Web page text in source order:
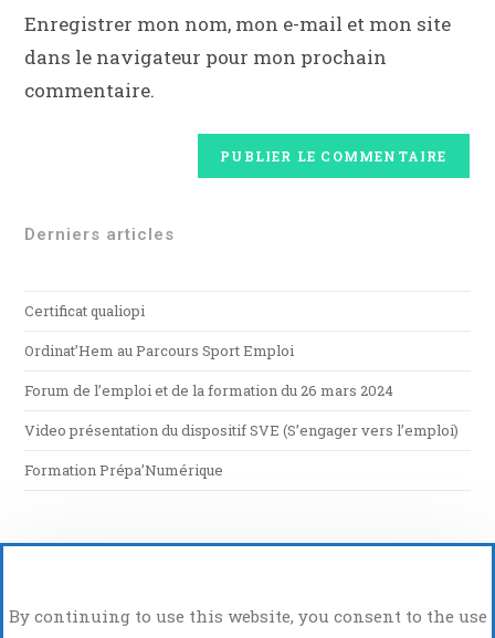
Enregistrer mon nom, mon e-mail et mon site
dans le navigateur pour mon prochain
commentaire.
Derniers articles
Certificat qualiopi
Ordinat’Hem au Parcours Sport Emploi
Forum de l’emploi et de la formation du 26 mars 2024
Video présentation du dispositif SVE (S’engager vers l’emploi)
Formation Prépa’Numérique
By continuing to use this website, you consent to the use